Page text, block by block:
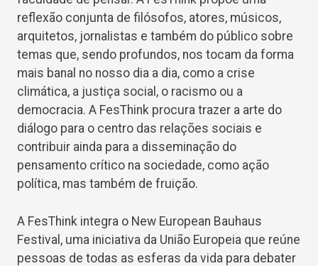
reflexão conjunta de filósofos, atores, músicos,
arquitetos, jornalistas e também do público sobre
temas que, sendo profundos, nos tocam da forma
mais banal no nosso dia a dia, como a crise
climática, a justiça social, o racismo ou a
democracia. A FesThink procura trazer a arte do
diálogo para o centro das relações sociais e
contribuir ainda para a disseminação do
pensamento crítico na sociedade, como ação
política, mas também de fruição.
A FesThink integra o New European Bauhaus
Festival, uma iniciativa da União Europeia que reúne
pessoas de todas as esferas da vida para debater